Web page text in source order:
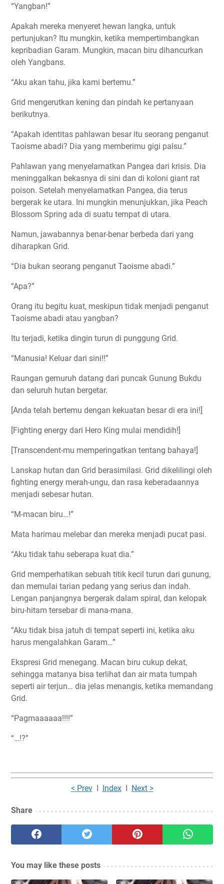
“Yangban!”
Apakah mereka menyeret hewan langka, untuk
pertunjukan? Itu mungkin, ketika mempertimbangkan
kepribadian Garam. Mungkin, macan biru dihancurkan
oleh Yangbans.
“Aku akan tahu, jika kami bertemu.”
Grid mengerutkan kening dan pindah ke pertanyaan
berikutnya.
“Apakah identitas pahlawan besar itu seorang penganut
Taoisme abadi? Dia yang memberimu gigi palsu.”
Pahlawan yang menyelamatkan Pangea dari krisis. Dia
meninggalkan bekasnya di sini dan di koloni giant rat
poison. Setelah menyelamatkan Pangea, dia terus
bergerak ke utara. Ini mungkin menunjukkan, jika Peach
Blossom Spring ada di suatu tempat di utara.
Namun, jawabannya benar-benar berbeda dari yang
diharapkan Grid.
“Dia bukan seorang penganut Taoisme abadi.”
“Apa?”
Orang itu begitu kuat, meskipun tidak menjadi penganut
Taoisme abadi atau yangban?
Itu terjadi, ketika dingin turun di punggung Grid.
“Manusia! Keluar dari sini!!”
Raungan gemuruh datang dari puncak Gunung Bukdu
dan seluruh hutan bergetar.
[Anda telah bertemu dengan kekuatan besar di era ini!]
[Fighting energy dari Hero King mulai mendidih!]
[Transcendent-mu memperingatkan tentang bahaya!]
Lanskap hutan dan Grid berasimilasi. Grid dikelilingi oleh
fighting energy merah-ungu, dan rasa keberadaannya
menjadi sebesar hutan.
“M-macan biru…!”
Mata harimau melebar dan mereka menjadi pucat pasi.
“Aku tidak tahu seberapa kuat dia.”
Grid memperhatikan sebuah titik kecil turun dari gunung,
dan memulai tarian pedang yang serius dan indah.
Lengan panjangnya bergerak dalam spiral, dan kelopak
biru-hitam tersebar di mana-mana.
“Aku tidak bisa jatuh di tempat seperti ini, ketika aku
harus mengalahkan Garam…”
Ekspresi Grid menegang. Macan biru cukup dekat,
sehingga matanya bisa terlihat dan air mata tumpah
seperti air terjun… dia jelas menangis, ketika memandang
Grid.
“Pagmaaaaaa!!!!”
“…!?”
< PrevI IndexI Next >
Share
You may like these posts